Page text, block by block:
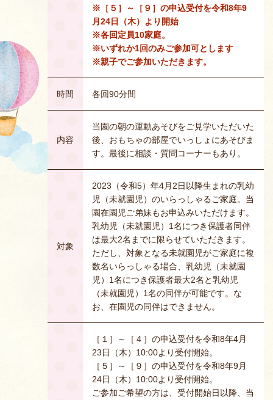
※［５］～［９］の申込受付を令和8年9
月24日（木）より開始
※各回定員10家庭。
※いずれか1回のみご参加可とします
※親子でご参加いただきます。
時間 各回90分間
内容
当園の朝の運動あそびをご見学いただいた
後、おもちゃの部屋でいっしょにあそびま
す。最後に相談・質問コーナーもあり。
対象
2023（令和5）年4月2日以降生まれの乳幼
児（未就園児）のいらっしゃるご家庭。当
園在園児ご弟妹もお申込みいただけます。
乳幼児（未就園児）1名につき保護者同伴
は最大2名までに限らせていただきます。
ただし、対象となる未就園児がご家庭に複
数名いらっしゃる場合、乳幼児（未就園
児）1名につき保護者最大2名と乳幼児
（未就園児）1名の同伴が可能です。な
お、在園児の同伴はできません。
［１］～［４］の申込受付を令和8年4月
23日（木）10:00より受付開始。
［５］～［９］の申込受付を令和8年9月
24日（木）10:00より受付開始。
ご参加ご希望の方は、受付開始日以降、当